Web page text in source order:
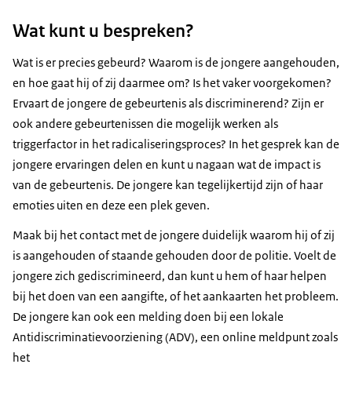
Wat kunt u bespreken?
Wat is er precies gebeurd? Waarom is de jongere aangehouden,
en hoe gaat hij of zij daarmee om? Is het vaker voorgekomen?
Ervaart de jongere de gebeurtenis als discriminerend? Zijn er
ook andere gebeurtenissen die mogelijk werken als
triggerfactor in het radicaliseringsproces? In het gesprek kan de
jongere ervaringen delen en kunt u nagaan wat de impact is
van de gebeurtenis. De jongere kan tegelijkertijd zijn of haar
emoties uiten en deze een plek geven.
Maak bij het contact met de jongere duidelijk waarom hij of zij
is aangehouden of staande gehouden door de politie. Voelt de
jongere zich gediscrimineerd, dan kunt u hem of haar helpen
bij het doen van een aangifte, of het aankaarten het probleem.
De jongere kan ook een melding doen bij een lokale
Antidiscriminatievoorziening (ADV), een online meldpunt zoals
het